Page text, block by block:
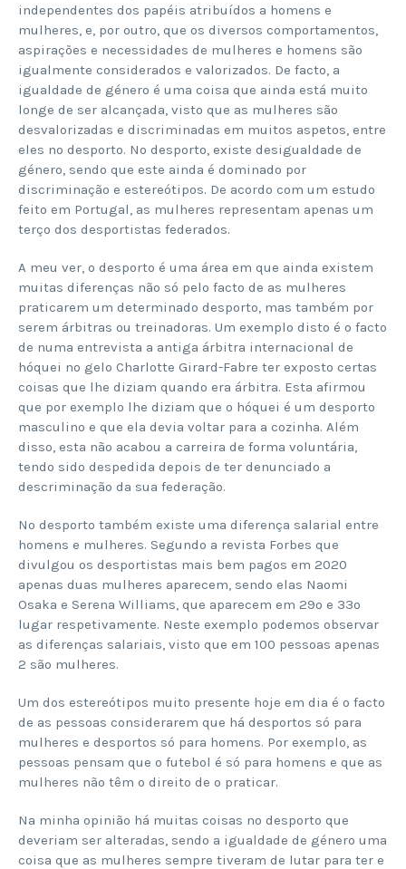
independentes dos papéis atribuídos a homens e
mulheres, e, por outro, que os diversos comportamentos,
aspirações e necessidades de mulheres e homens são
igualmente considerados e valorizados. De facto, a
igualdade de género é uma coisa que ainda está muito
longe de ser alcançada, visto que as mulheres são
desvalorizadas e discriminadas em muitos aspetos, entre
eles no desporto. No desporto, existe desigualdade de
género, sendo que este ainda é dominado por
discriminação e estereótipos. De acordo com um estudo
feito em Portugal, as mulheres representam apenas um
terço dos desportistas federados.
A meu ver, o desporto é uma área em que ainda existem
muitas diferenças não só pelo facto de as mulheres
praticarem um determinado desporto, mas também por
serem árbitras ou treinadoras. Um exemplo disto é o facto
de numa entrevista a antiga árbitra internacional de
hóquei no gelo Charlotte Girard-Fabre ter exposto certas
coisas que lhe diziam quando era árbitra. Esta afirmou
que por exemplo lhe diziam que o hóquei é um desporto
masculino e que ela devia voltar para a cozinha. Além
disso, esta não acabou a carreira de forma voluntária,
tendo sido despedida depois de ter denunciado a
descriminação da sua federação.
No desporto também existe uma diferença salarial entre
homens e mulheres. Segundo a revista Forbes que
divulgou os desportistas mais bem pagos em 2020
apenas duas mulheres aparecem, sendo elas Naomi
Osaka e Serena Williams, que aparecem em 29º e 33º
lugar respetivamente. Neste exemplo podemos observar
as diferenças salariais, visto que em 100 pessoas apenas
2 são mulheres.
Um dos estereótipos muito presente hoje em dia é o facto
de as pessoas considerarem que há desportos só para
mulheres e desportos só para homens. Por exemplo, as
pessoas pensam que o futebol é só para homens e que as
mulheres não têm o direito de o praticar.
Na minha opinião há muitas coisas no desporto que
deveriam ser alteradas, sendo a igualdade de género uma
coisa que as mulheres sempre tiveram de lutar para ter e